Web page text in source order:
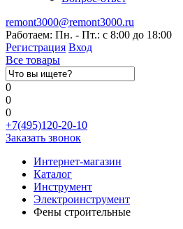
remont3000@remont3000.ru
Работаем: Пн. - Пт.: с 8:00 до 18:00
Регистрация Вход
Все товары
0
0
0
+7(495)120-20-10
Заказать звонок
Интернет-магазин
Каталог
Инструмент
Электроинструмент
Фены строительные